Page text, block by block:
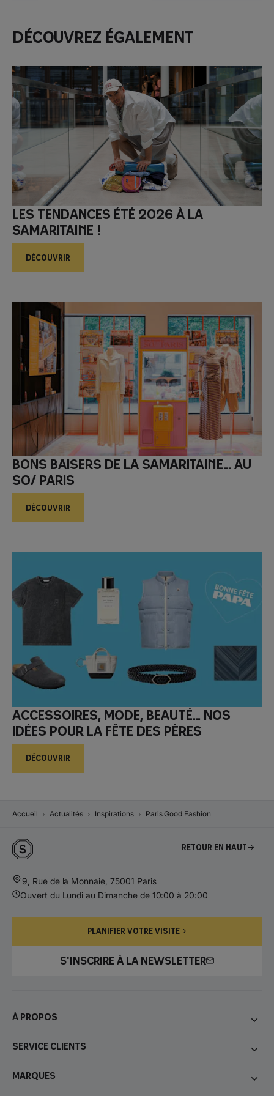
Découvrez également
Les tendances été 2026 à la
Samaritaine !
DÉCOUVRIR
Bons Baisers de la Samaritaine… Au
SO/ Paris
DÉCOUVRIR
Accessoires, mode, beauté… Nos
idées pour la Fête des pères
DÉCOUVRIR
Accueil Actualités Inspirations Paris Good Fashion
Retour en haut
9, Rue de la Monnaie, 75001 Paris
Ouvert du Lundi au Dimanche de 10:00 à 20:00
PLANIFIER VOTRE VISITE
S'INSCRIRE À LA NEWSLETTER
À propos
Service Clients
Marques